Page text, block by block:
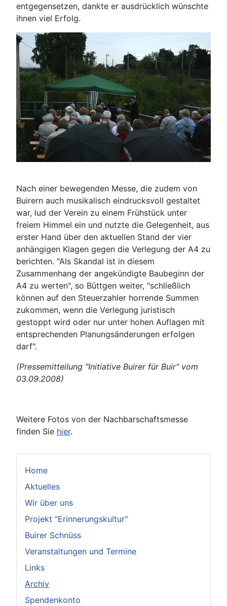
Home
Aktuelles
Wir über uns
Projekt "Erinnerungskultur"
Buirer Schnüss
Veranstaltungen und Termine
Links
Archiv
Spendenkonto
entgegensetzen, dankte er ausdrücklich wünschte
ihnen viel Erfolg.
Nach einer bewegenden Messe, die zudem von
Buirern auch musikalisch eindrucksvoll gestaltet
war, lud der Verein zu einem Frühstück unter
freiem Himmel ein und nutzte die Gelegenheit, aus
erster Hand über den aktuellen Stand der vier
anhängigen Klagen gegen die Verlegung der A4 zu
berichten. "Als Skandal ist in diesem
Zusammenhang der angekündigte Baubeginn der
A4 zu werten", so Büttgen weiter, "schließlich
können auf den Steuerzahler horrende Summen
zukommen, wenn die Verlegung juristisch
gestoppt wird oder nur unter hohen Auflagen mit
entsprechenden Planungsänderungen erfolgen
darf".
(Pressemitteilung "Initiative Buirer für Buir" vom
03.09.2008)
Weitere Fotos von der Nachbarschaftsmesse
finden Sie hier.